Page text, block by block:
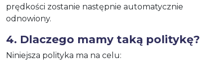
prędkości zostanie następnie automatycznie
odnowiony.
4. Dlaczego mamy taką politykę?
Niniejsza polityka ma na celu: